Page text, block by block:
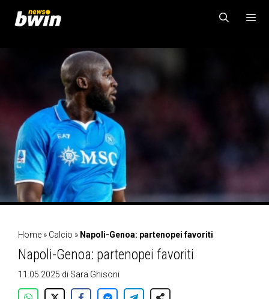
contenuto
Home » Calcio » Napoli-Genoa: partenopei favoriti
Napoli-Genoa: partenopei favoriti
11.05.2025 di Sara Ghisoni